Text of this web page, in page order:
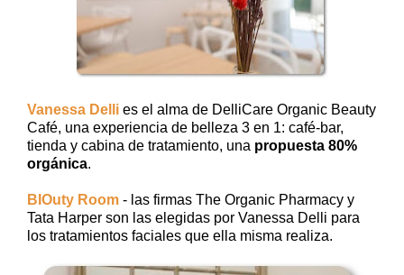
Vanessa Delli es el alma de DelliCare Organic Beauty
Café, una experiencia de belleza 3 en 1: café-bar,
tienda y cabina de tratamiento, una propuesta 80%
orgánica.
BIOuty Room - las firmas The Organic Pharmacy y
Tata Harper son las elegidas por Vanessa Delli para
los tratamientos faciales que ella misma realiza.